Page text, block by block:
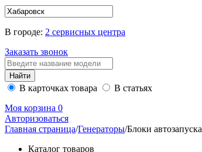
В городе: 2 сервисных центра
Заказать звонок
В карточках товара
В статьях
Моя корзина 0
Авторизоваться
Главная страница/Генераторы/Блоки автозапуска
Каталог товаров